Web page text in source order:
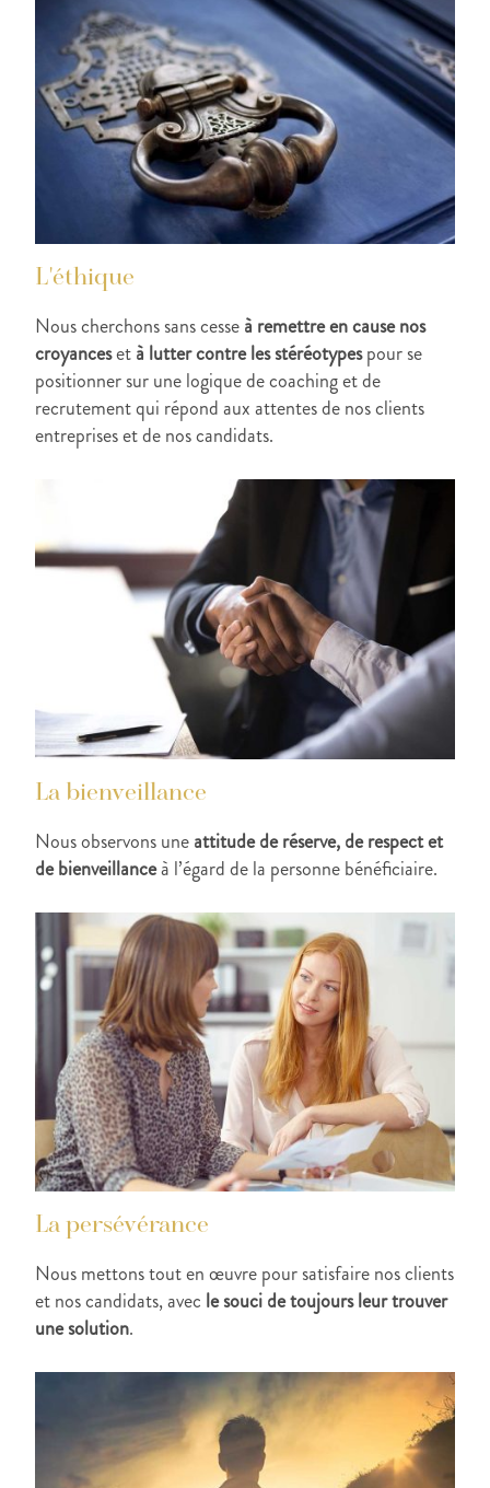
L'éthique
Nous cherchons sans cesseà remettre en cause nos
croyancesetà lutter contre les stéréotypespour se
positionner sur une logique de coaching et de
recrutement qui répond aux attentes de nos clients
entreprises et de nos candidats.
La bienveillance
Nous observons uneattitude de réserve, de respect et
de bienveillanceà l’égard de la personne bénéficiaire.
La persévérance
Nous mettons tout en œuvre pour satisfaire nos clients
et nos candidats, avec le souci de toujours leur trouver
une solution.